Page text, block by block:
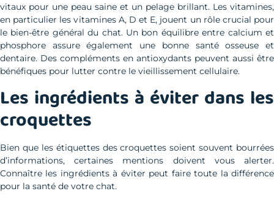
vitaux pour une peau saine et un pelage brillant. Les vitamines,
en particulier les vitamines A, D et E, jouent un rôle crucial pour
le bien-être général du chat. Un bon équilibre entre calcium et
phosphore assure également une bonne santé osseuse et
dentaire. Des compléments en antioxydants peuvent aussi être
bénéfiques pour lutter contre le vieillissement cellulaire.
Les ingrédients à éviter dans les
croquettes
Bien que les étiquettes des croquettes soient souvent bourrées
d’informations, certaines mentions doivent vous alerter.
Connaître les ingrédients à éviter peut faire toute la différence
pour la santé de votre chat.